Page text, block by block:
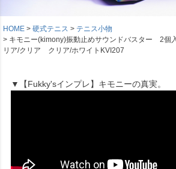
HOME 硬式テニス
テニス小物
キモニー(kimony)振動止めサウンドバスター 2
リア/クリア クリア/ホワイトKVI207
▼【Fukky'sインプレ】キモニーの真実。